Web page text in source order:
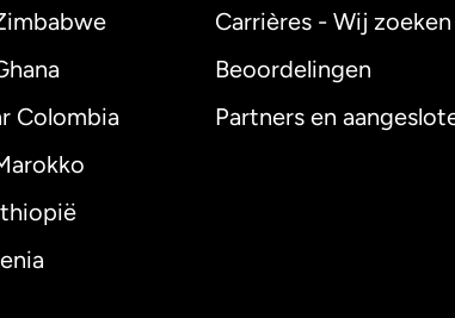
Colombia
Carrières - Wij
Beoordelingen
Partners en